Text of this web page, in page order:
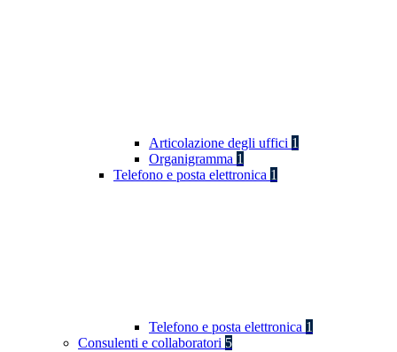
Articolazione degli uffici 1
Organigramma 1
Telefono e posta elettronica 1
Telefono e posta elettronica 1
Consulenti e collaboratori 5